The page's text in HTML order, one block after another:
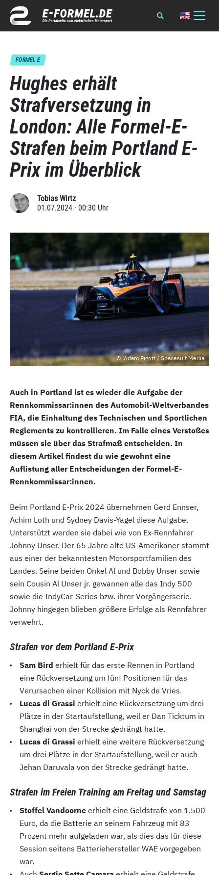
FORMEL E
Hughes erhält
Strafversetzung in
London: Alle Formel-E-
Strafen beim Portland E-
Prix im Überblick
Tobias Wirtz
01.07.2024 · 00:30 Uhr
Adam Pigott / Spacesuit Media
Auch in Portland ist es wieder die Aufgabe der
Rennkommissar:innen des Automobil-Weltverbandes
FIA, die Einhaltung des Technischen und Sportlichen
Reglements zu kontrollieren. Im Falle eines Verstoßes
müssen sie über das Strafmaß entscheiden. In
diesem Artikel findest du wie gewohnt eine
Auflistung aller Entscheidungen der Formel-E-
Rennkommissar:innen.
Beim Portland E-Prix 2024 übernehmen Gerd Ennser,
Achim Loth und Sydney Davis-Yagel diese Aufgabe.
Unterstützt werden sie dabei wie von Ex-Rennfahrer
Johnny Unser. Der 65 Jahre alte US-Amerikaner stammt
aus einer der bekanntesten Motorsportfamilien des
Landes. Seine beiden Onkel Al und Bobby Unser sowie
sein Cousin Al Unser jr. gewannen alle das Indy 500
sowie die IndyCar-Series bzw. ihrer Vorgängerserie.
Johnny hingegen blieben größere Erfolge als Rennfahrer
verwehrt.
Strafen vor dem Portland E-Prix
Sam Bird erhielt für das erste Rennen in Portland
eine Rückversetzung um fünf Positionen für das
Verursachen einer Kollision mit Nyck de Vries.
Lucas di Grassi erhielt eine Rückversetzung um drei
Plätze in der Startaufstellung, weil er Dan Ticktum in
Shanghai von der Strecke gedrängt hatte.
Lucas di Grassi erhielt eine weitere Rückversetzung
um drei Plätze in der Startaufstellung, weil er auch
Jehan Daruvala von der Strecke gedrängt hatte.
Strafen im Freien Training am Freitag und Samstag
Stoffel Vandoorne erhielt eine Geldstrafe von 1.500
Euro, da die Batterie an seinem Fahrzeug mit 83
Prozent mehr aufgeladen war, als dies das für diese
Session seitens Batteriehersteller WAE vorgegeben
war.